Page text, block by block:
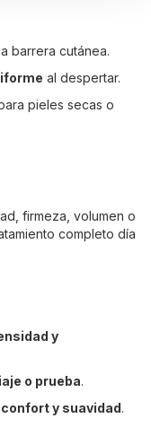
barrera cutánea.
al despertar.
pieles secas o
firmeza, volumen o
completo día
y
o prueba.
confort y suavidad.